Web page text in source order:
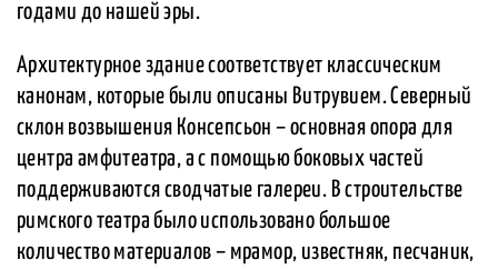
годами до нашей эры.
Архитектурное здание соответствует классическим
канонам, которые были описаны Витрувием. Северный
склон возвышения Консепсьон – основная опора для
центра амфитеатра, а с помощью боковых частей
поддерживаются сводчатые галереи. В строительстве
римского театра было использовано большое
количество материалов – мрамор, известняк, песчаник,